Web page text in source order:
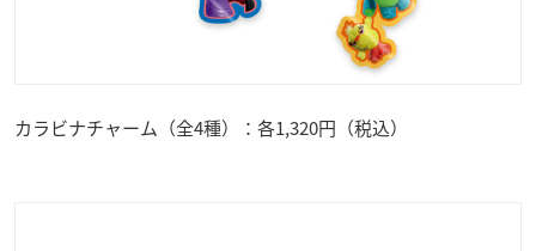
カラビナチャーム（全4種）：各1,320円（税込）